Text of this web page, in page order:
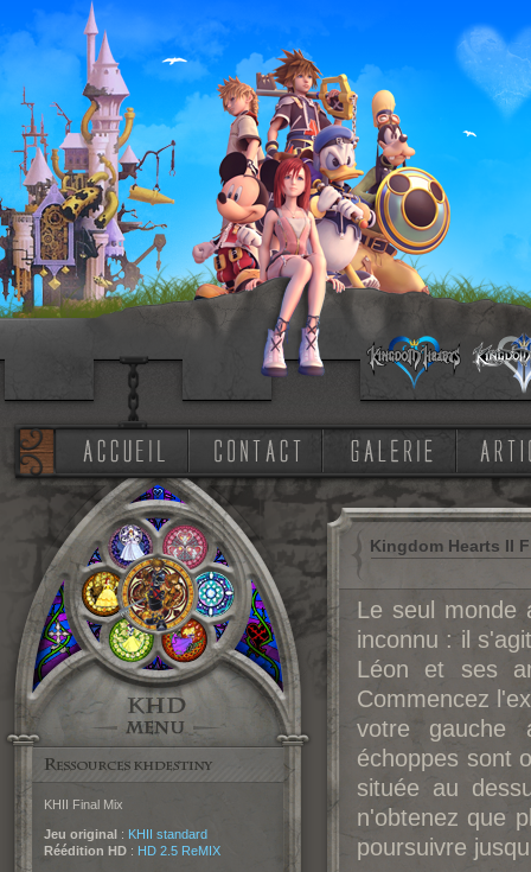
KHII Final Mix
Jeu original : KHII standard
Réédition HD : HD 2.5 ReMIX
Kingdom Hearts II
Le seul monde
inconnu : il
Léon et ses
Commencez
votre gauche
échoppes sont
située au
n'obtenez que
poursuivre